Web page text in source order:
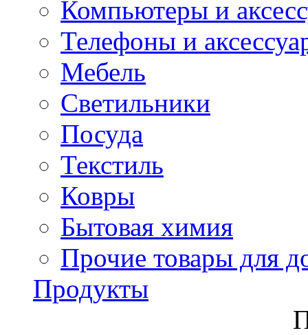
Компьютеры и
Телефоны и
Мебель
Светильники
Посуда
Текстиль
Ковры
Бытовая химия
Прочие товары для
Продукты